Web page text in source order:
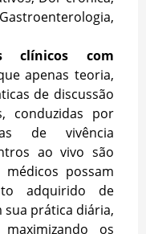
clínicos com
apenas teoria,
de discussão
conduzidas por
de vivência
ao vivo são
possam
adquirido de
sua prática diária,
os